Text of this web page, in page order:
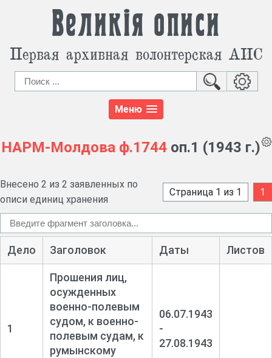
Великія описи
Первая архивная волонтерская АИС
Меню
НАРМ-Молдова ф.1744оп.1 (1943 г.)
Внесено 2 из 2 заявленных по
описи единиц хранения
Страница 1 из 1 1
Дело Заголовок Даты Листов
1
Прошения лиц,
осужденных
военно-полевым
судом, к военно-
полевым судам, к
румынскому
06.07.1943
-
27.08.1943